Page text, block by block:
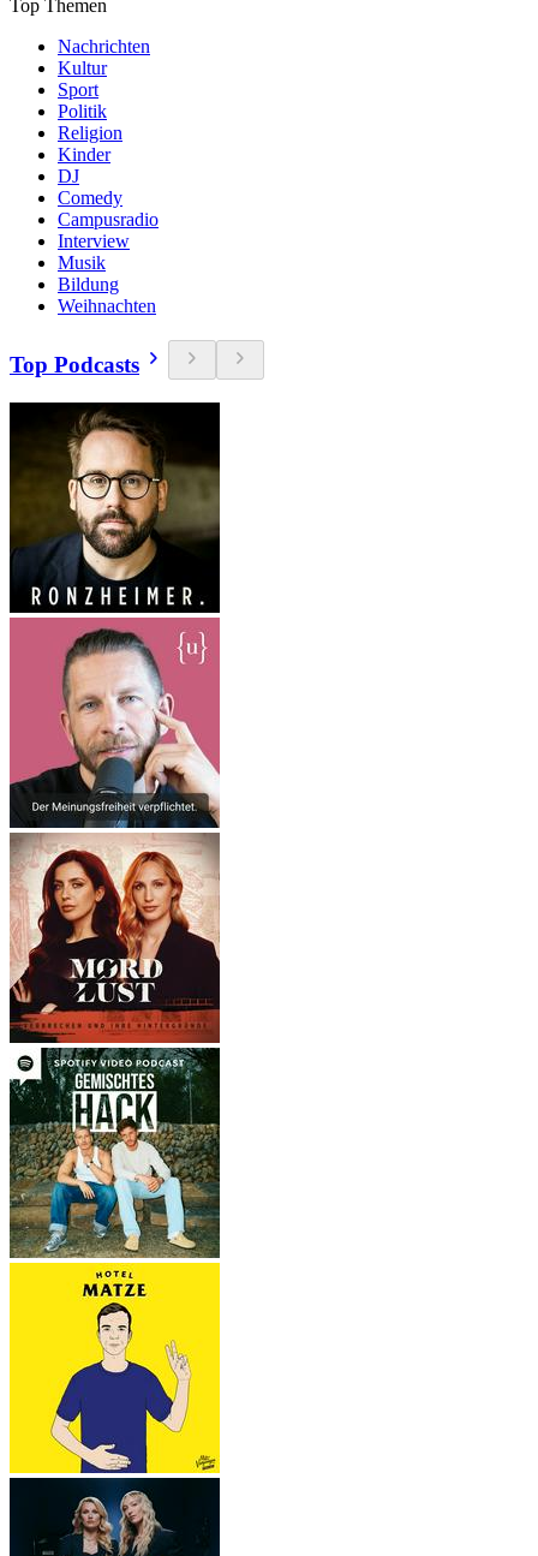
Top Themen
Nachrichten
Kultur
Sport
Politik
Religion
Kinder
DJ
Comedy
Campusradio
Interview
Musik
Bildung
Weihnachten
Top Podcasts